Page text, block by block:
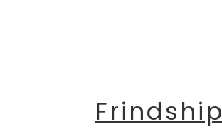
Frindship